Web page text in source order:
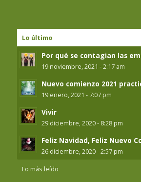
Lo último
Por qué se contagian las
19 noviembre, 2021 - 2:17 am
Nuevo comienzo 2021
19 enero, 2021 - 7:07 pm
Vivir
29 diciembre, 2020 - 8:28 pm
Feliz Navidad, Feliz Nuevo
26 diciembre, 2020 - 2:57 pm
Lo más leído